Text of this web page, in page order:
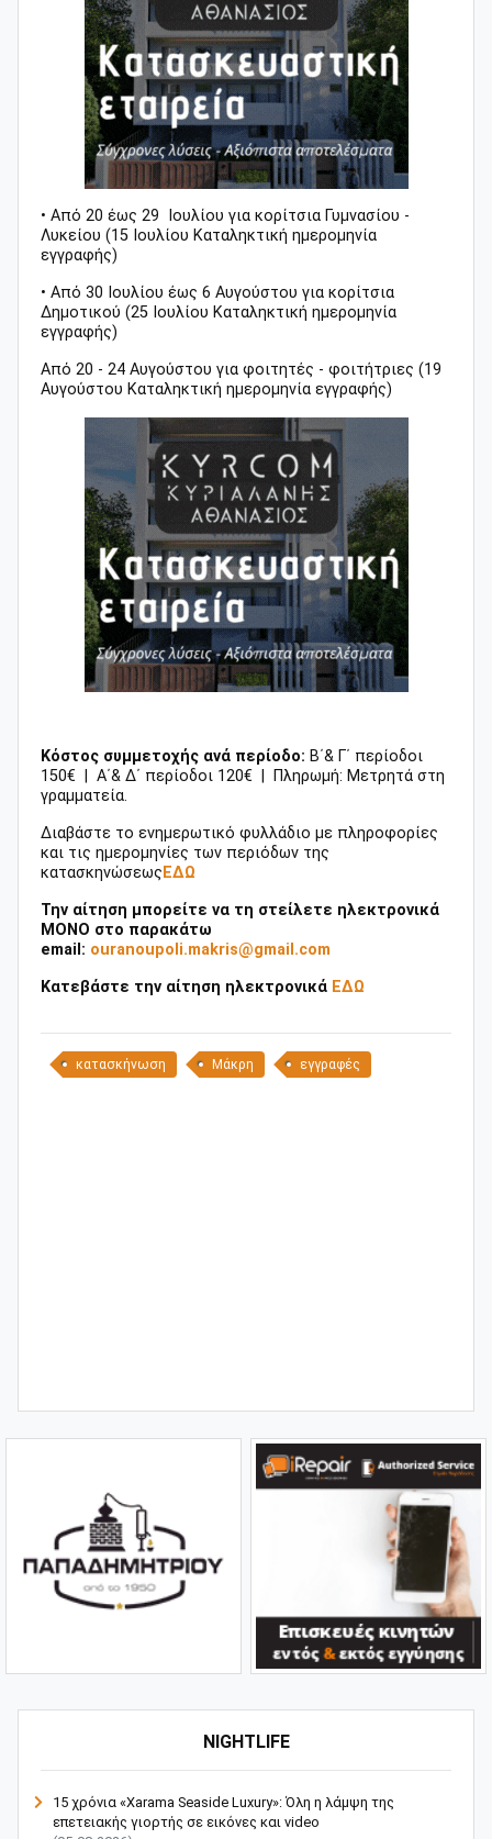
NIGHTLIFE
15 χρόνια «Xarama Seaside Luxury»: Όλη η λάμψη της
επετειακής γιορτής σε εικόνες και video
• Από 20 έως 29 Ιουλίου για κορίτσια Γυμνασίου -
Λυκείου (15 Ιουλίου Καταληκτική ημερομηνία
εγγραφής)
• Από 30 Ιουλίου έως 6 Αυγούστου για κορίτσια
Δημοτικού (25 Ιουλίου Καταληκτική ημερομηνία
εγγραφής)
Από 20 - 24 Αυγούστου για φοιτητές - φοιτήτριες (19
Αυγούστου Καταληκτική ημερομηνία εγγραφής)
Κόστος συμμετοχής ανά περίοδο: Β΄& Γ΄ περίοδοι
150€ | Α΄& Δ΄ περίοδοι 120€ |
Πληρωμή: Μετρητά στη
γραμματεία.
Διαβάστε το ενημερωτικό φυλλάδιο με πληροφορίες
και τις ημερομηνίες των περιόδων της
κατασκηνώσεως ΕΔΩ
Την αίτηση μπορείτε να τη στείλετε ηλεκτρονικά
ΜΟΝΟ στο παρακάτω
email: ouranoupoli.makris@gmail.com
Κατεβάστε την αίτηση ηλεκτρονικά ΕΔΩ
κατασκήνωση Μάκρη εγγραφές